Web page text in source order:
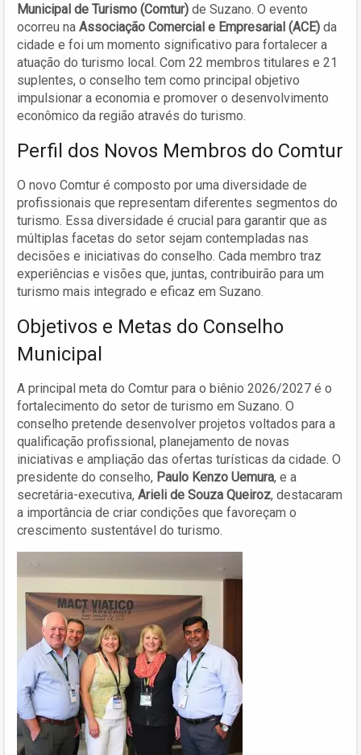
Municipal de Turismo (Comtur) de Suzano. O evento
ocorreu na Associação Comercial e Empresarial (ACE) da
cidade e foi um momento significativo para fortalecer a
atuação do turismo local. Com 22 membros titulares e 21
suplentes, o conselho tem como principal objetivo
impulsionar a economia e promover o desenvolvimento
econômico da região através do turismo.
Perfil dos Novos Membros do Comtur
O novo Comtur é composto por uma diversidade de
profissionais que representam diferentes segmentos do
turismo. Essa diversidade é crucial para garantir que as
múltiplas facetas do setor sejam contempladas nas
decisões e iniciativas do conselho. Cada membro traz
experiências e visões que, juntas, contribuirão para um
turismo mais integrado e eficaz em Suzano.
Objetivos e Metas do Conselho
Municipal
A principal meta do Comtur para o biênio 2026/2027 é o
fortalecimento do setor de turismo em Suzano. O
conselho pretende desenvolver projetos voltados para a
qualificação profissional, planejamento de novas
iniciativas e ampliação das ofertas turísticas da cidade. O
presidente do conselho, Paulo Kenzo Uemura, e a
secretária-executiva, Arieli de Souza Queiroz, destacaram
a importância de criar condições que favoreçam o
crescimento sustentável do turismo.